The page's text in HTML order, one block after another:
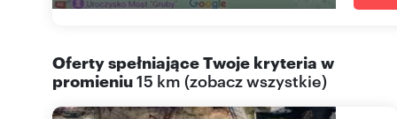
Oferty spełniające Twoje kryteria w
promieniu15 km (zobacz wszystkie)